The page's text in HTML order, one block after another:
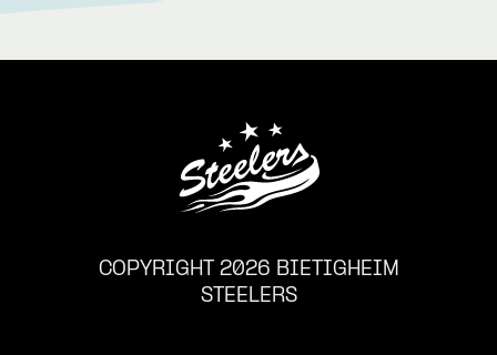
COPYRIGHT 2026 BIETIGHEIM
STEELERS